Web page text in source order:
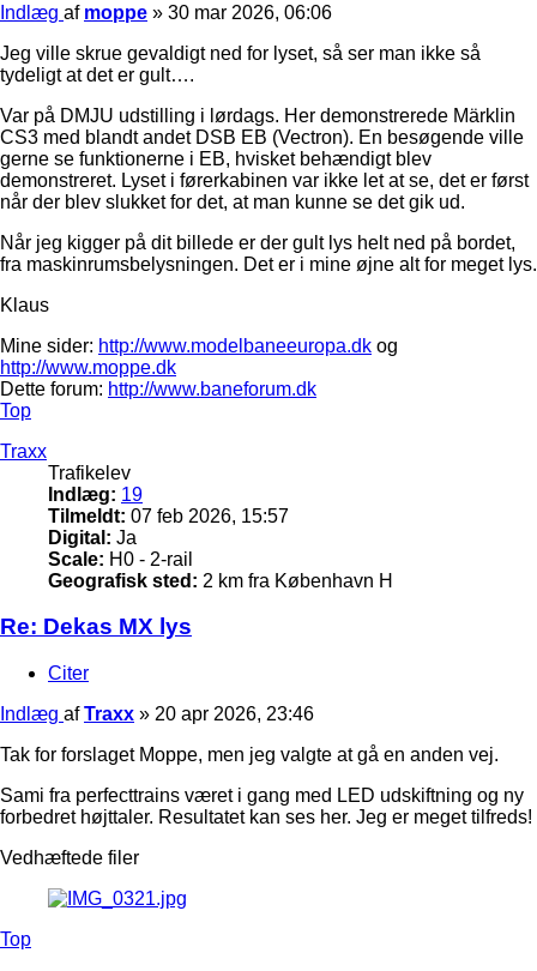
Indlæg af moppe » 30 mar 2026, 06:06
Jeg ville skrue gevaldigt ned for lyset, så ser man ikke så
tydeligt at det er gult….
Var på DMJU udstilling i lørdags. Her demonstrerede Märklin
CS3 med blandt andet DSB EB (Vectron). En besøgende ville
gerne se funktionerne i EB, hvisket behændigt blev
demonstreret. Lyset i førerkabinen var ikke let at se, det er først
når der blev slukket for det, at man kunne se det gik ud.
Når jeg kigger på dit billede er der gult lys helt ned på bordet,
fra maskinrumsbelysningen. Det er i mine øjne alt for meget lys.
Klaus
Mine sider: http://www.modelbaneeuropa.dk og
http://www.moppe.dk
Dette forum: http://www.baneforum.dk
Top
Traxx
Trafikelev
Indlæg: 19
Tilmeldt: 07 feb 2026, 15:57
Digital: Ja
Scale: H0 - 2-rail
Geografisk sted: 2 km fra København H
Re: Dekas MX lys
Citer
Indlæg afTraxx » 20 apr 2026, 23:46
Tak for forslaget Moppe, men jeg valgte at gå en anden vej.
Sami fra perfecttrains været i gang med LED udskiftning og ny
forbedret højttaler. Resultatet kan ses her. Jeg er meget tilfreds!
Vedhæftede filer
Top